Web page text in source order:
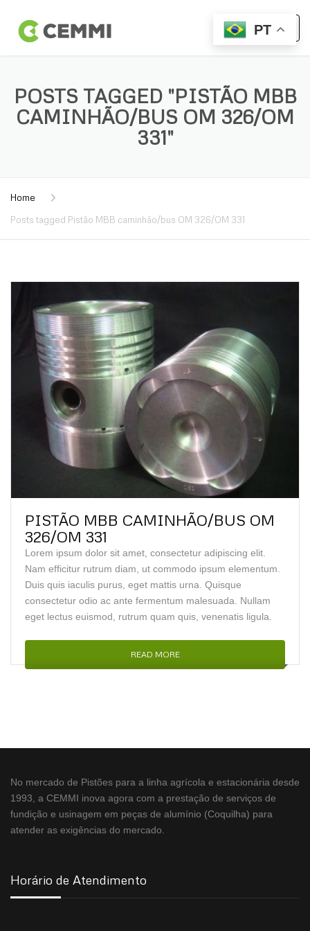
POSTS TAGGED "PISTÃO MBB
CAMINHÃO/BUS OM 326/OM
331"
Home
Posts tagged Pistão MBB caminhão/bus OM 326/OM 331
PISTÃO MBB CAMINHÃO/BUS OM
326/OM 331
Lorem ipsum dolor sit amet, consectetur adipiscing elit.
Nam efficitur rutrum diam, ut commodo ipsum elementum.
Duis quis iaculis purus, eget mattis urna. Quisque
consectetur odio ac ante fermentum malesuada. Nullam
eget lectus euismod, rutrum quam quis, venenatis ligula.
READ MORE
No mercado de Pistões para a linha agrícola e estacionária desde
1993, a CEMMI inova agora com a prestação de serviços de
fundição e usinagem em peças de alumínio (Coquilha) para
atender as exigências do mercado.
Horário de Atendimento
PT